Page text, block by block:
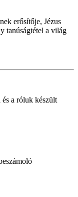
erősítője, Jézus
tanúságtétel a világ
és a róluk készült